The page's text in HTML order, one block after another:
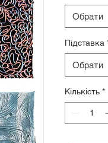
Обрати
Підставка
Обрати
Кількість *